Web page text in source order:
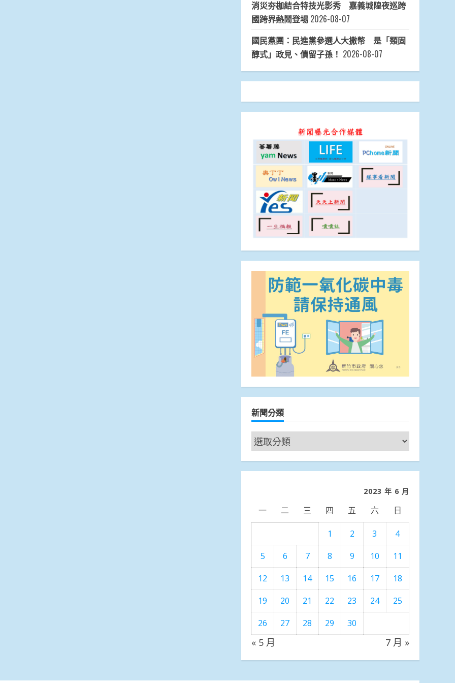
消災夯枷結合特技光影秀 嘉義城隍夜巡跨
國跨界熱鬧登場 2026-08-07
國民黨團：民進黨參選人大撒幣 是「類固
醇式」政見、債留子孫！ 2026-08-07
新聞分類
新
聞
分
2023 年 6 月
一 二 三 四 五 六 日
1 2 3
4
5
6 7 8 9 10
11
12
13 14 15 16 17
18
19
20 21 22 23 24
25
26
27 28 29 30
« 5 月 7 月 »